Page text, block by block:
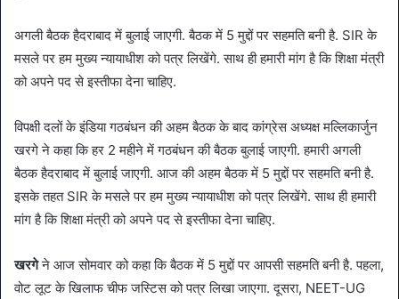
अगली बैठक हैदराबाद में बुलाई जाएगी. बैठक में 5 मुद्दों पर सहमति बनी है. SIR के
मसले पर हम मुख्य न्यायाधीश को पत्र लिखेंगे. साथ ही हमारी मांग है कि शिक्षा मंत्री
को अपने पद से इस्तीफा देना चाहिए.
विपक्षी दलों के इंडिया गठबंधन की अहम बैठक के बाद कांग्रेस अध्यक्ष मल्लिकार्जुन
खरगे ने कहा कि हर 2 महीने में गठबंधन की बैठक बुलाई जाएगी. हमारी अगली
बैठक हैदराबाद में बुलाई जाएगी. आज की अहम बैठक में 5 मुद्दों पर सहमति बनी है.
इसके तहत SIR के मसले पर हम मुख्य न्यायाधीश को पत्र लिखेंगे. साथ ही हमारी
मांग है कि शिक्षा मंत्री को अपने पद से इस्तीफा देना चाहिए.
खरगेने आज सोमवार को कहा कि बैठक में 5 मुद्दों पर आपसी सहमति बनी है. पहला,
वोट लूट के खिलाफ चीफ जस्टिस को पत्र लिखा जाएगा. दूसरा, NEET-UG